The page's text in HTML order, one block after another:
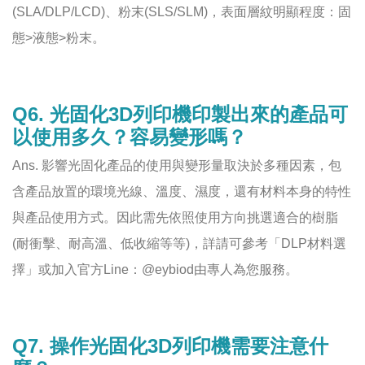
(SLA/DLP/LCD)、粉末(SLS/SLM)，表面層紋明顯程度：固
態>液態>粉末。
Q6. 光固化3D列印機印製出來的產品可
以使用多久？容易變形嗎？
Ans. 影響光固化產品的使用與變形量取決於多種因素，包
含產品放置的環境光線、溫度、濕度，還有材料本身的特性
與產品使用方式。因此需先依照使用方向挑選適合的樹脂
(耐衝擊、耐高溫、低收縮等等)，詳請可參考「DLP材料選
擇」或加入官方Line：@eybiod由專人為您服務。
Q7. 操作光固化3D列印機需要注意什